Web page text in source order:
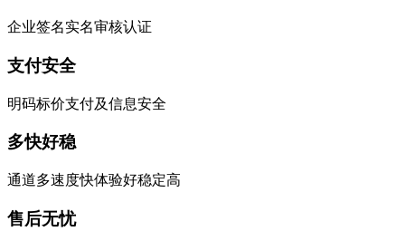
企业签名实名审核认证
支付安全
明码标价支付及信息安全
多快好稳
通道多速度快体验好稳定高
售后无忧